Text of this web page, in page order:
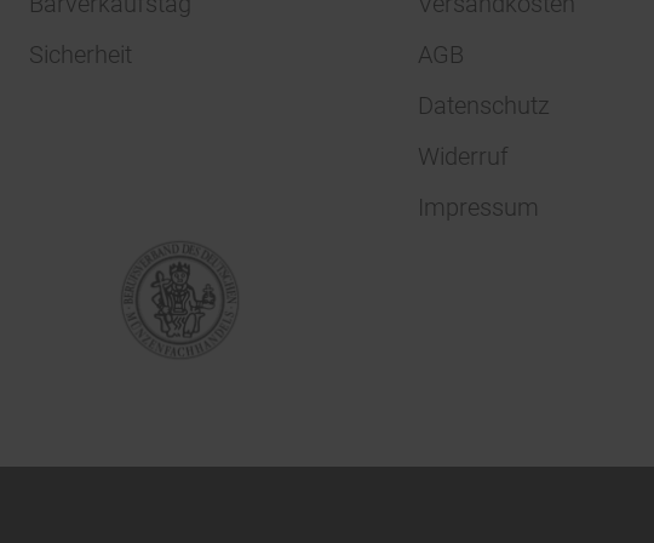
Sicherheit
AGB
Datenschutz
Widerruf
Impressum